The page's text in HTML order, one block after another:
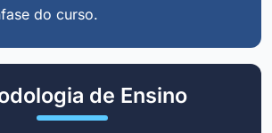
do curso.
de Ensino